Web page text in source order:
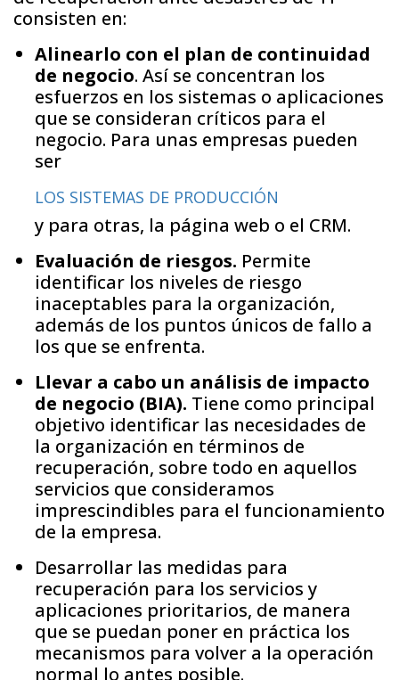
consisten en:
Alinearlo con el plan de continuidad
de negocio. Así se concentran los
esfuerzos en los sistemas o aplicaciones
que se consideran críticos para el
negocio. Para unas empresas pueden
ser
LOS SISTEMAS DE PRODUCCIÓN
y para otras, la página web o el CRM.
Evaluación de riesgos. Permite
identificar los niveles de riesgo
inaceptables para la organización,
además de los puntos únicos de fallo a
los que se enfrenta.
Llevar a cabo un análisis de impacto
de negocio (BIA). Tiene como principal
objetivo identificar las necesidades de
la organización en términos de
recuperación, sobre todo en aquellos
servicios que consideramos
imprescindibles para el funcionamiento
de la empresa.
Desarrollar las medidas para
recuperación para los servicios y
aplicaciones prioritarios, de manera
que se puedan poner en práctica los
mecanismos para volver a la operación
normal lo antes posible.